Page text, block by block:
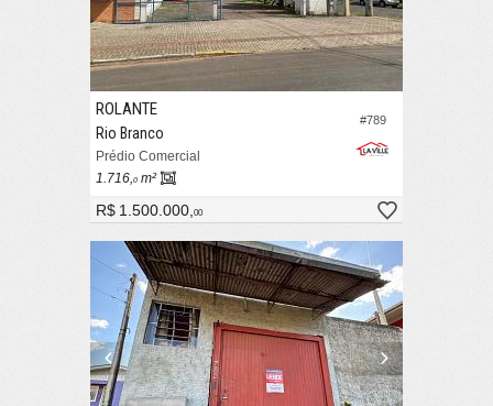
#789
ROLANTE
Rio Branco
Prédio Comercial
1.716,0 m²
R$ 1.500.000,00